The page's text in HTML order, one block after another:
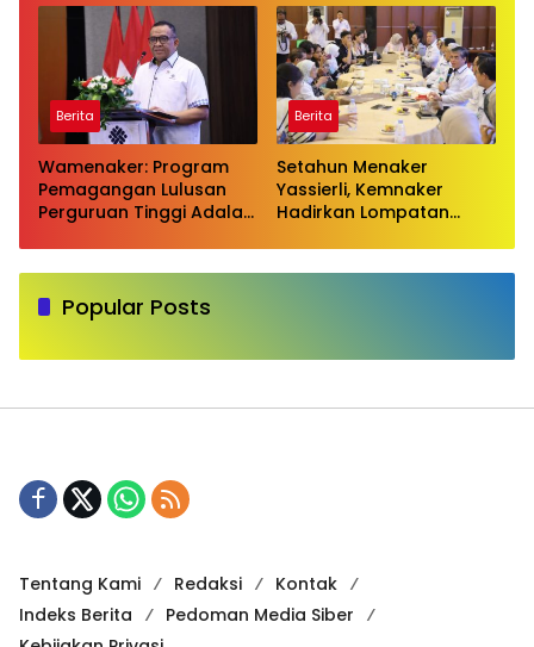
pilkada langsung
Publik
Berita
Wamenaker: Program
Pemagangan Lulusan
Perguruan Tinggi Adalah
Berita
Setahun Menaker
Yassierli, Kemnaker
Hadirkan Lompatan
Popular Posts
Tentang Kami Redaksi
Kontak
Indeks Berita
Pedoman Media Siber